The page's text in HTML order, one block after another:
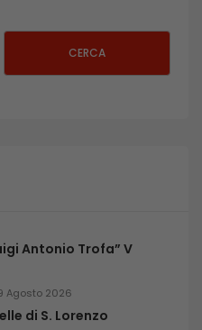
CERCA
Antonio Trofa” V
Agosto 2026
di S. Lorenzo